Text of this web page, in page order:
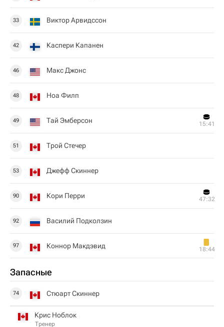
33 Виктор Арвидссон
42 Каспери Капанен
46 Макс Джонс
48 Ноа Филп
49 Тай Эмберсон 15:41
51 Трой Стечер
53 Джефф Скиннер
90 Кори Перри 47:32
92 Василий Подколзин
97 Коннор Макдэвид 18:44
Запасные
74 Стюарт Скиннер
Крис Ноблок
Тренер